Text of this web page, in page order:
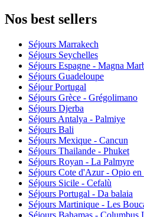
Nos best sellers
Séjours Marrakech
Séjours Seychelles
Séjours Espagne - Magna
Séjours Guadeloupe
Séjour Portugal
Séjours Grèce - Grégolimano
Séjours Djerba
Séjours Antalya - Palmiye
Séjours Bali
Séjours Mexique - Cancun
Séjours Thailande - Phuket
Séjours Royan - La Palmyre
Séjours Cote d'Azur - Opio en
Séjours Sicile - Cefalù
Séjours Portugal - Da balaia
Séjours Martinique - Les